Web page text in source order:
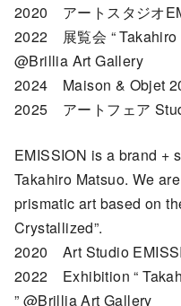
2020 アートスタジオ
2022 展覧会 “ Takahiro
@Brillia Art Gallery
2024 Maison & Objet
2025 アートフェア
EMISSION is a brand +
Takahiro Matsuo. We
prismatic art based on
Crystallized”.
2020 Art Studio
2022 Exhibition “
” @Brillia Art Gallery